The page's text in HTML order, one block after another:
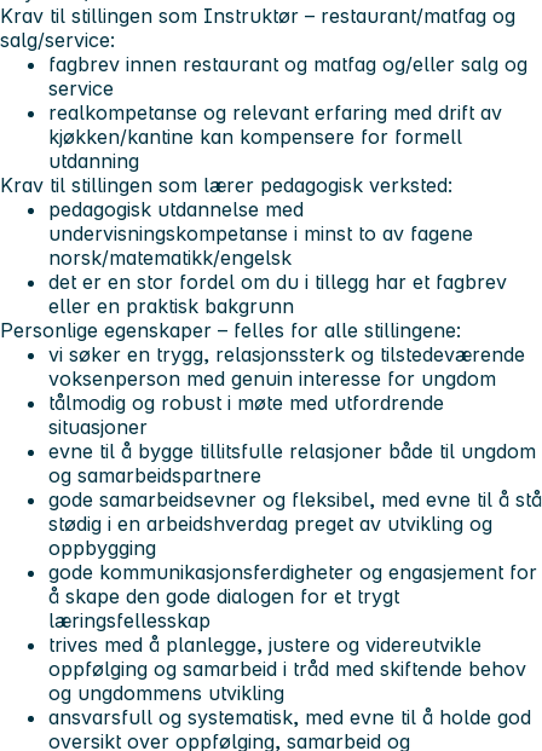
Krav til stillingen som Instruktør – restaurant/matfag og
salg/service:
fagbrev innen restaurant og matfag og/eller salg og
service
realkompetanse og relevant erfaring med drift av
kjøkken/kantine kan kompensere for formell
utdanning
Krav til stillingen som lærer pedagogisk verksted:
pedagogisk utdannelse med
undervisningskompetanse i minst to av fagene
norsk/matematikk/engelsk
det er en stor fordel om du i tillegg har et fagbrev
eller en praktisk bakgrunn
Personlige egenskaper – felles for alle stillingene:
vi søker en trygg, relasjonssterk og tilstedeværende
voksenperson med genuin interesse for ungdom
tålmodig og robust i møte med utfordrende
situasjoner
evne til å bygge tillitsfulle relasjoner både til ungdom
og samarbeidspartnere
gode samarbeidsevner og fleksibel, med evne til å stå
stødig i en arbeidshverdag preget av utvikling og
oppbygging
gode kommunikasjonsferdigheter og engasjement for
å skape den gode dialogen for et trygt
læringsfellesskap
trives med å planlegge, justere og videreutvikle
oppfølging og samarbeid i tråd med skiftende behov
og ungdommens utvikling
ansvarsfull og systematisk, med evne til å holde god
oversikt over oppfølging, samarbeid og